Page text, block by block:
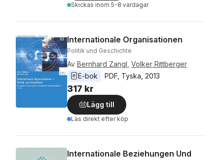
Skickas inom 5-8 vardagar
Internationale Organisationen
Politik und Geschichte
Av Bernhard Zangl Volker Rittberger
E-bok
PDF Tyska 2013
317 kr
Lägg till
Läs direkt efter köp
Internationale Beziehungen Und